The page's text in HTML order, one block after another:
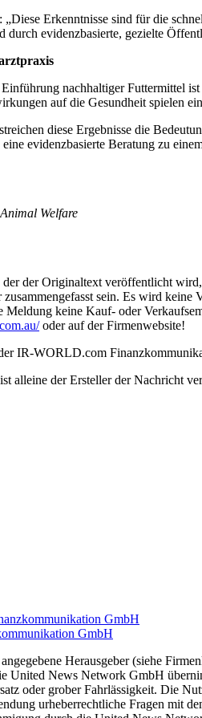
Erkenntnisse sind für die
durch evidenzbasierte, gezielte
nachhaltiger Futtermittel
auf die Gesundheit spielen
diese Ergebnisse die
evidenzbasierte Beratung zu
Welfare
der Originaltext veröffentlicht
sein. Es wird
Meldung keine Kauf- oder
oder auf der Firmenwebsite!
IR-WORLD.com
alleine der Ersteller der Nachricht
GmbH
GmbH
Herausgeber (siehe
United News Network GmbH
oder grober Fahrlässigkeit. Die
urheberrechtliche Fragen mit